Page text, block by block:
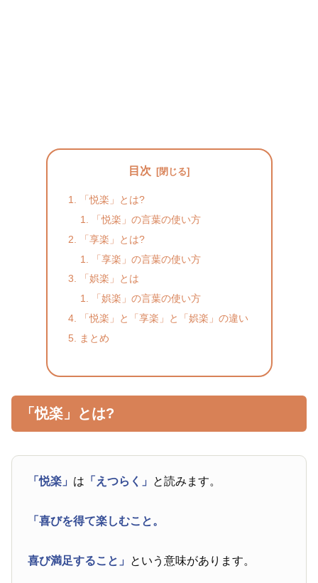
目次
「悦楽」とは?
「悦楽」の言葉の使い方
「享楽」とは?
「享楽」の言葉の使い方
「娯楽」とは
「娯楽」の言葉の使い方
「悦楽」と「享楽」と「娯楽」の違い
まとめ
「悦楽」とは?
「悦楽」 は 「えつらく」 と読みます。
「喜びを得て楽しむこと。
喜び満足すること」 という意味があります。